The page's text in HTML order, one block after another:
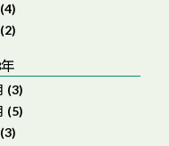
(3)
(5)